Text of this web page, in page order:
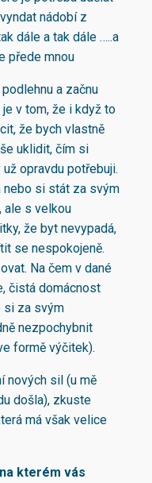
nádobí z
dále a tak dále …..a
přede mnou
a začnu
v tom, že i když to
že bych vlastně
uklidit, čím si
opravdu potřebuji.
nebo si stát za svým
ale s velkou
že byt nevypadá,
se nespokojeně.
Na čem v dané
čistá domácnost
si za svým
nezpochybnit
formě výčitek).
nových sil (u mě
došla), zkuste
má však velice
kterém vás